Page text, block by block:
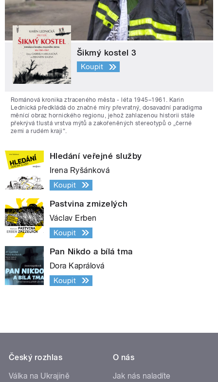
Šikmý kostel 3
Koupit
Románová kronika ztraceného města - léta 1945–1961. Karin
Lednická předkládá do značné míry převratný, dosavadní paradigma
měnící obraz hornického regionu, jehož zahlazenou historii stále
překrývá tlustá vrstva mýtů a zakořeněných stereotypů o „černé
zemi a rudém kraji“.
Hledání veřejné služby
Irena Ryšánková
Koupit
Pastvina zmizelých
Václav Erben
Koupit
Pan Nikdo a bílá tma
Dora Kaprálová
Koupit
Český rozhlas
Válka na Ukrajině
O nás
Jak nás naladíte